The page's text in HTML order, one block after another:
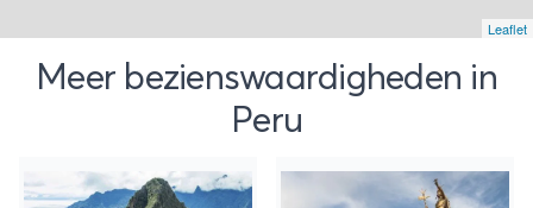
Leaflet
Meer bezienswaardigheden in
Peru